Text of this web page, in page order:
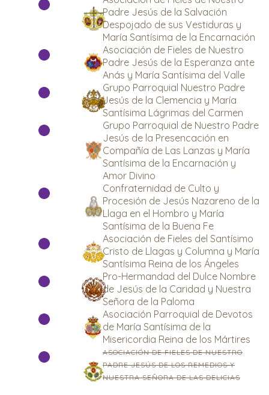
Padre Jesús de la Salvación
Despojado de sus Vestiduras y
María Santísima de la Encarnación
Asociación de Fieles de Nuestro
Padre Jesús de la Esperanza ante
Anás y María Santísima del Valle
Grupo Parroquial Nuestro Padre
Jesús de la Clemencia y María
Santísima Lágrimas del Carmen
Grupo Parroquial de Nuestro Padre
Jesús de la Presencación en
Compañía de Las Lanzas y María
Santísima de la Encarnación y
Amor Divino
Confraternidad de Culto y
Procesión de Jesús Nazareno de la
Llaga en el Hombro y María
Santísima de la Buena Fe
Asociación de Fieles del Santísimo
Cristo de Llagas y Columna y María
Santísima Reina de los Ángeles
Pro-Hermandad del Dulce Nombre
de Jesús de la Caridad y Nuestra
Señora de la Paloma
Asociación Parroquial de Devotos
de María Santísima de la
Misericordia Reina de los Mártires
ASOCIACIÓN DE FIELES DE NUESTRO
PADRE JESÚS DE LOS REMEDIOS Y
NUESTRA SEÑORA DE LAS DELICIAS